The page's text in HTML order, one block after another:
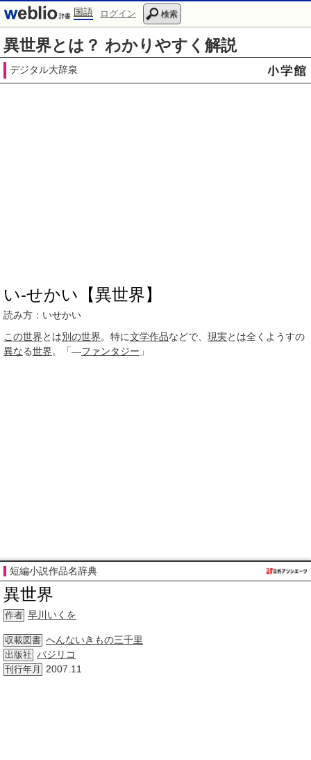
国語 ログイン 検索
異世界とは？ わかりやすく解説
デジタル大辞泉
い‐せかい【異世界】
読み方：いせかい
この世界とは別の世界。特に文学作品などで、 現実とは全くようすの
異なる世界。「―ファンタジー 」
短編小説作品名辞典
異世界
作者 早川いくを
収載図書 へんないきもの三千里
出版社 バジリコ
刊行年月 2007.11